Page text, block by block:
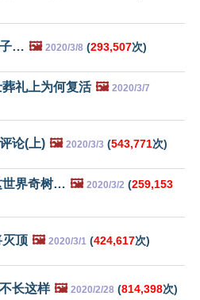
子… 🖼️ 2020/3/8 (293,507次)
礼上为何复活 🖼️ 2020/3/7
论(上) 🖼️ 2020/3/3 (543,771次)
世界奇树… 🖼️ 2020/3/2 (259,153
顶 🖼️ 2020/3/1 (424,617次)
长这样 🖼️ 2020/2/28 (814,398次)